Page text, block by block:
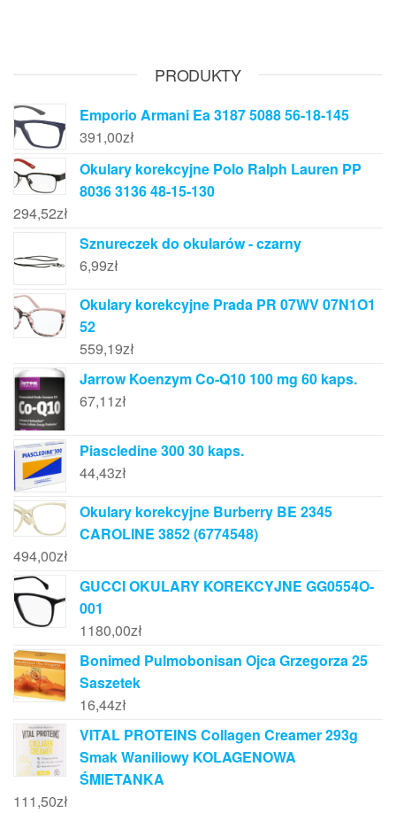
PRODUKTY
Emporio Armani Ea 3187 5088 56-18-145
391,00zł
Okulary korekcyjne Polo Ralph Lauren PP
8036 3136 48-15-130
294,52zł
Sznureczek do okularów - czarny
6,99zł
Okulary korekcyjne Prada PR 07WV 07N1O1
52
559,19zł
Jarrow Koenzym Co-Q10 100 mg 60 kaps.
67,11zł
Piascledine 300 30 kaps.
44,43zł
Okulary korekcyjne Burberry BE 2345
CAROLINE 3852 (6774548)
494,00zł
GUCCI OKULARY KOREKCYJNE GG0554O-
001
1180,00zł
Bonimed Pulmobonisan Ojca Grzegorza 25
Saszetek
16,44zł
VITAL PROTEINS Collagen Creamer 293g
Smak Waniliowy KOLAGENOWA
ŚMIETANKA
111,50zł